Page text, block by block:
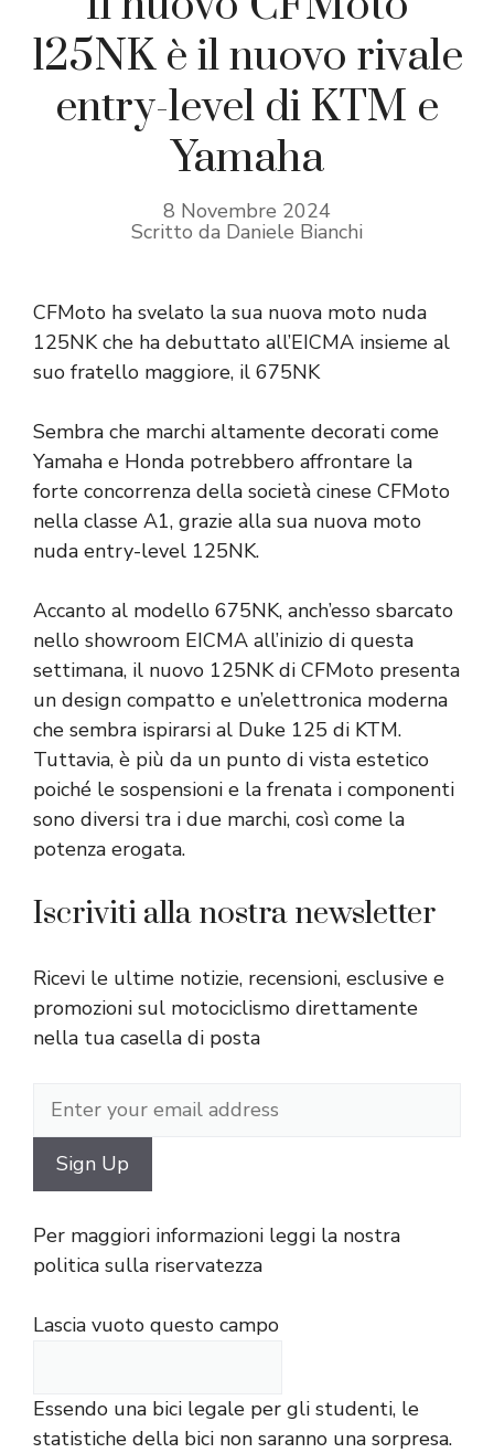
125NK è il nuovo rivale
entry-level di KTM e
Yamaha
8 Novembre 2024
Scritto da Daniele Bianchi
CFMoto ha svelato la sua nuova moto nuda
125NK che ha debuttato all’EICMA insieme al
suo fratello maggiore, il 675NK
Sembra che marchi altamente decorati come
Yamaha e Honda potrebbero affrontare la
forte concorrenza della società cinese CFMoto
nella classe A1, grazie alla sua nuova moto
nuda entry-level 125NK.
Accanto al modello 675NK, anch’esso sbarcato
nello showroom EICMA all’inizio di questa
settimana, il nuovo 125NK di CFMoto presenta
un design compatto e un’elettronica moderna
che sembra ispirarsi al Duke 125 di KTM.
Tuttavia, è più da un punto di vista estetico
poiché le sospensioni e la frenata i componenti
sono diversi tra i due marchi, così come la
potenza erogata.
Iscriviti alla nostra newsletter
Ricevi le ultime notizie, recensioni, esclusive e
promozioni sul motociclismo direttamente
nella tua casella di posta
Per maggiori informazioni leggi la nostra
politica sulla riservatezza
Lascia vuoto questo campo
Essendo una bici legale per gli studenti, le
statistiche della bici non saranno una sorpresa.